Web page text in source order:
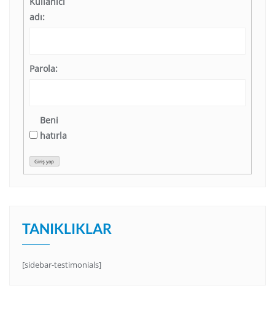
adı:
Parola:
Beni
hatırla
Giriş yap
TANIKLIKLAR
[sidebar-testimonials]